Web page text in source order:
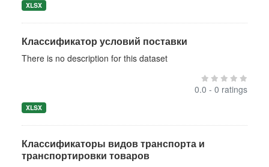
XLSX
Классификатор условий поставки
There is no description for this dataset
0.0 - 0 ratings
XLSX
Классификаторы видов транспорта и
транспортировки товаров